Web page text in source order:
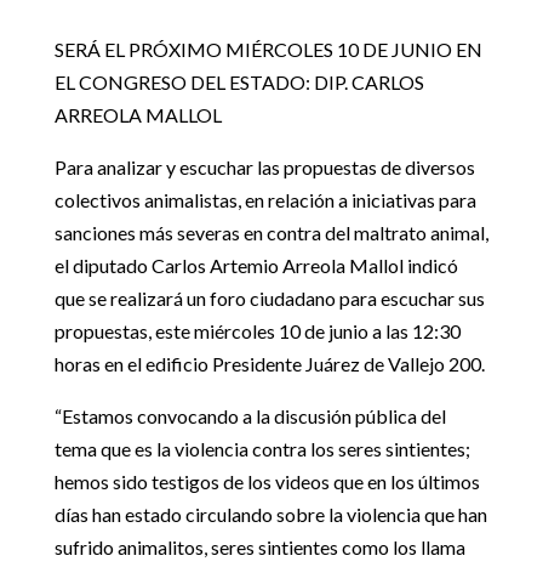
SERÁ EL PRÓXIMO MIÉRCOLES 10 DE JUNIO EN
EL CONGRESO DEL ESTADO: DIP. CARLOS
ARREOLA MALLOL
Para analizar y escuchar las propuestas de diversos
colectivos animalistas, en relación a iniciativas para
sanciones más severas en contra del maltrato animal,
el diputado Carlos Artemio Arreola Mallol indicó
que se realizará un foro ciudadano para escuchar sus
propuestas, este miércoles 10 de junio a las 12:30
horas en el edificio Presidente Juárez de Vallejo 200.
“Estamos convocando a la discusión pública del
tema que es la violencia contra los seres sintientes;
hemos sido testigos de los videos que en los últimos
días han estado circulando sobre la violencia que han
sufrido animalitos, seres sintientes como los llama